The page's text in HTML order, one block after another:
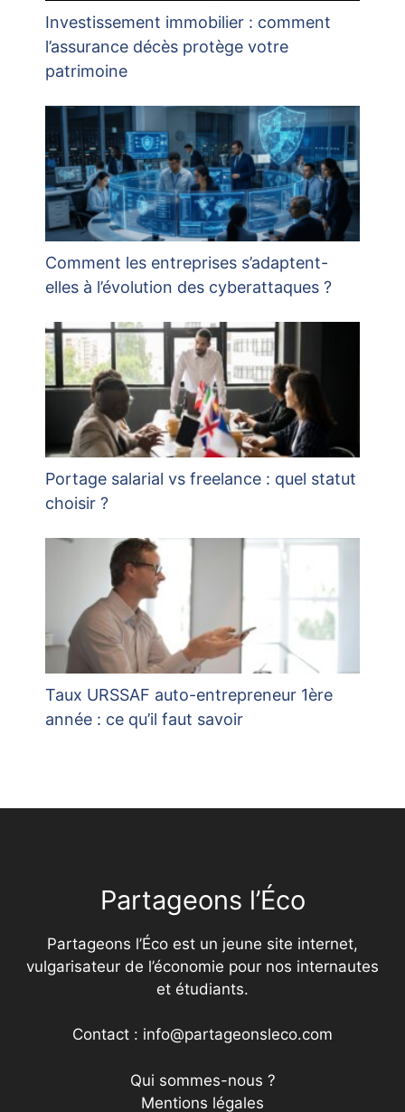
Investissement immobilier : comment
l’assurance décès protège votre
patrimoine
Comment les entreprises s’adaptent-
elles à l’évolution des cyberattaques ?
Portage salarial vs freelance : quel statut
choisir ?
Taux URSSAF auto-entrepreneur 1ère
année : ce qu’il faut savoir
Partageons l’Éco
Partageons l’Éco est un jeune site internet,
vulgarisateur de l’économie pour nos internautes
et étudiants.
Contact : info@partageonsleco.com
Qui sommes-nous ?
Mentions légales